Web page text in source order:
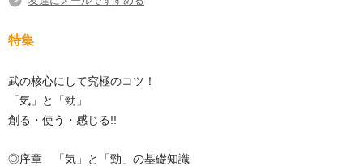
特集
武の核心にして究極のコツ！
「気」と「勁」
創る・使う・感じる!!
◎序章 「気」と「勁」の基礎知識